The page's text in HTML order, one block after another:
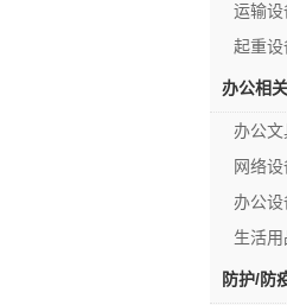
运输设
起重设
办公相
办公文
网络
办公设
生活用
防护/防